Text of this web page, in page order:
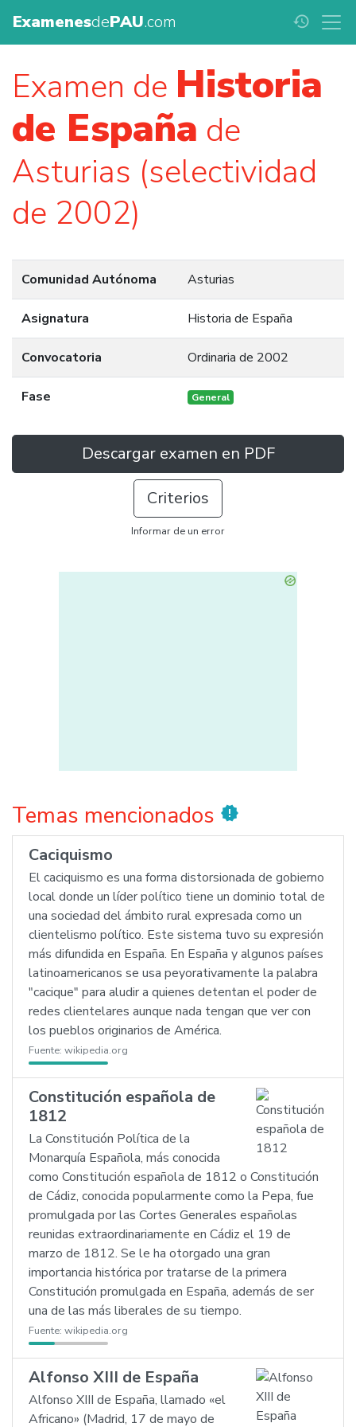
ExamenesdePAU.com history
Examen de Historia
de España de
Asturias (selectividad
de 2002)
Comunidad Autónoma Asturias
Asignatura Historia de España
Convocatoria Ordinaria de 2002
Fase General
Descargar examen en PDF
Criterios
Informar de un error
Temas mencionados new_releases
Caciquismo
El caciquismo es una forma distorsionada de gobierno
local donde un líder político tiene un dominio total de
una sociedad del ámbito rural expresada como un
clientelismo político. Este sistema tuvo su expresión
más difundida en España. En España y algunos países
latinoamericanos se usa peyorativamente la palabra
"cacique" para aludir a quienes detentan el poder de
redes clientelares aunque nada tengan que ver con
los pueblos originarios de América.
Fuente: wikipedia.org
Constitución española de
1812
La Constitución Política de la
Monarquía Española, más conocida
como Constitución española de 1812 o Constitución
de Cádiz, conocida popularmente como la Pepa, fue
promulgada por las Cortes Generales españolas
reunidas extraordinariamente en Cádiz el 19 de
marzo de 1812. Se le ha otorgado una gran
importancia histórica por tratarse de la primera
Constitución promulgada en España, además de ser
una de las más liberales de su tiempo.
Fuente: wikipedia.org
Alfonso XIII de España
Alfonso XIII de España, llamado «el
Africano» (Madrid, 17 de mayo de